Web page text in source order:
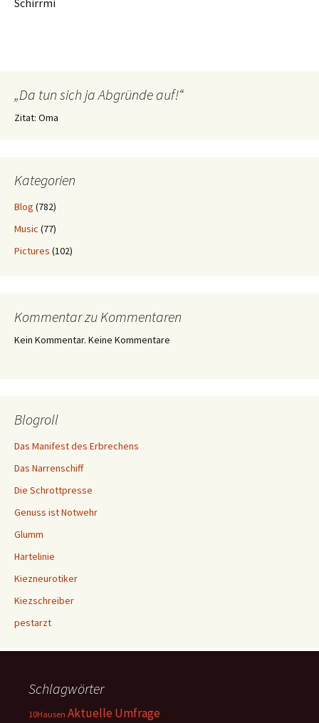
„Da tun sich ja Abgründe auf!“
Zitat: Oma
Kategorien
Blog (782)
Music (77)
Pictures (102)
Kommentar zu Kommentaren
Kein Kommentar. Keine Kommentare
Blogroll
Das Manifest des Erbrechens
Das Narrenschiff
Die Schrottpresse
Genuss ist Notwehr
Glumm
Hartelinie
Kiezneurotiker
Kiezschreiber
pestarzt
Schlagwörter
10Hausen Aktuelle Umfrage